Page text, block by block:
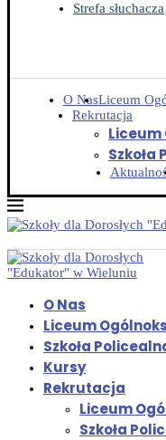
Strefa słuchacza
O NasLiceum
Rekrutacja
Liceum
Szkoła
O Nas
Liceum
Szkoła
Kursy
Rekrutacja
Liceum
Szkoła